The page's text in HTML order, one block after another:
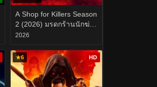
A Shop for Killers Season
2 (2026) มรดกร้านนักฆ่า
ซีซั่น 2 EP.1-8
2026
★6 HD